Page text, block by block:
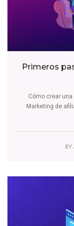
Primeros
Cómo crear
Marketing de
BY